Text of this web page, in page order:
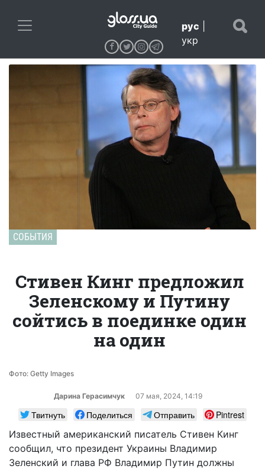
рус
укр
СОБЫТИЯ
Стивен Кинг предложил
Зеленскому и Путину
сойтись в поединке один
на один
Фото: Getty Images
Дарина Герасимчук 07 мая, 2024, 14:19
Твитнуть Поделиться Отправить
Pintrest
Известный американский писатель Стивен Кинг
сообщил, что президент Украины Владимир
Зеленский и глава РФ Владимир Путин должны